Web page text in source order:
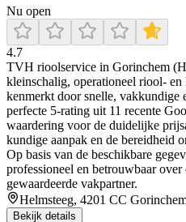
Nu open
4.7
TVH rioolservice in Gorinchem
kleinschalig, operationeel riool-
kenmerkt door snelle, vakkundige
perfecte 5‑rating uit 11 recente
waardering voor de duidelijke
kundige aanpak en de bereidheid
Op basis van de beschikbare
professioneel en betrouwbaar
gewaardeerde vakpartner.
Helmsteeg, 4201 CC
Bekijk details